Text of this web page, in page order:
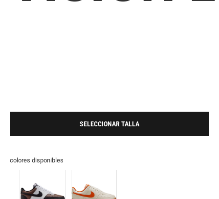
SELECCIONAR TALLA
colores disponibles